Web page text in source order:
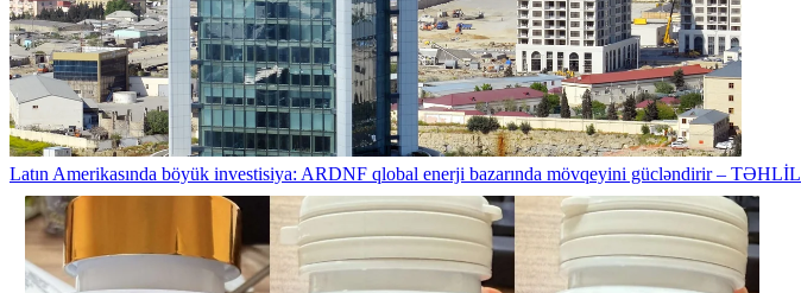
Latın Amerikasında böyük investisiya: ARDNF qlobal enerji bazarında mövqeyini gücləndirir – TƏHLİL